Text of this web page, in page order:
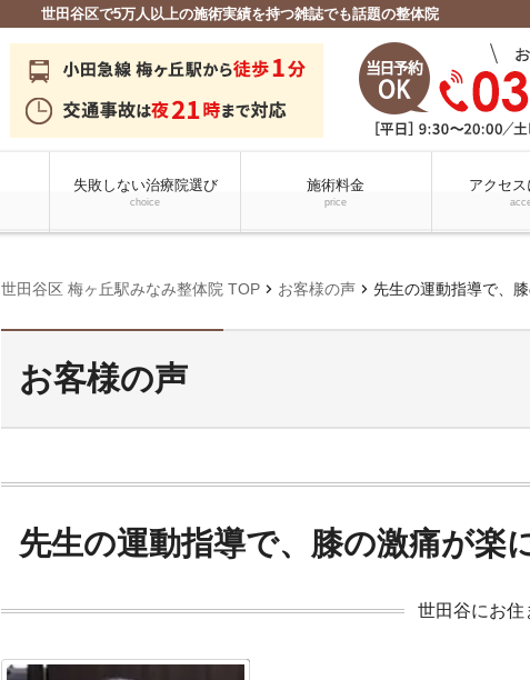
世田谷区で5万人以上の施術実績を持つ雑誌でも話題の整体院
失敗しない治療院選び
choice
施術料金
price
アクセ
世田谷区 梅ヶ丘駅みなみ整体院 TOP chevron_right お客様の声 chevron_right 先生の運動指導で、
お客様の声
先生の運動指導で、膝の激痛が楽
世田谷に